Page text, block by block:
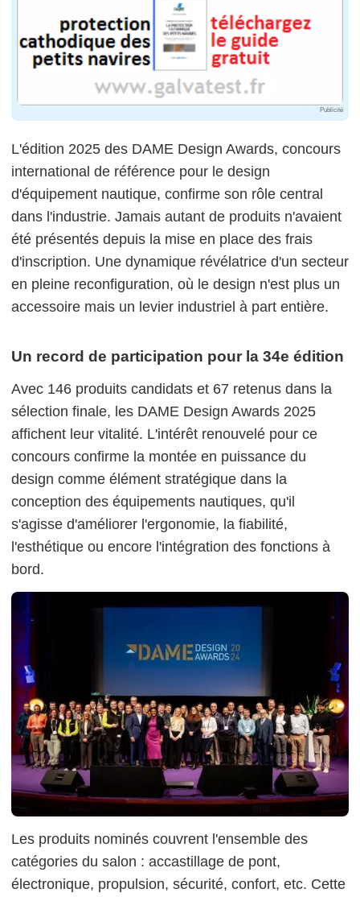
Publicité
L'édition 2025 des DAME Design Awards, concours
international de référence pour le design
d'équipement nautique, confirme son rôle central
dans l'industrie. Jamais autant de produits n'avaient
été présentés depuis la mise en place des frais
d'inscription. Une dynamique révélatrice d'un secteur
en pleine reconfiguration, où le design n'est plus un
accessoire mais un levier industriel à part entière.
Un record de participation pour la 34e édition
Avec 146 produits candidats et 67 retenus dans la
sélection finale, les DAME Design Awards 2025
affichent leur vitalité. L'intérêt renouvelé pour ce
concours confirme la montée en puissance du
design comme élément stratégique dans la
conception des équipements nautiques, qu'il
s'agisse d'améliorer l'ergonomie, la fiabilité,
l'esthétique ou encore l'intégration des fonctions à
bord.
Les produits nominés couvrent l'ensemble des
catégories du salon : accastillage de pont,
électronique, propulsion, sécurité, confort, etc. Cette